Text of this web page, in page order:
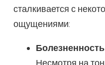
сталкивается с
ощущениями: